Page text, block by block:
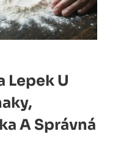
Lepek U
A Správná